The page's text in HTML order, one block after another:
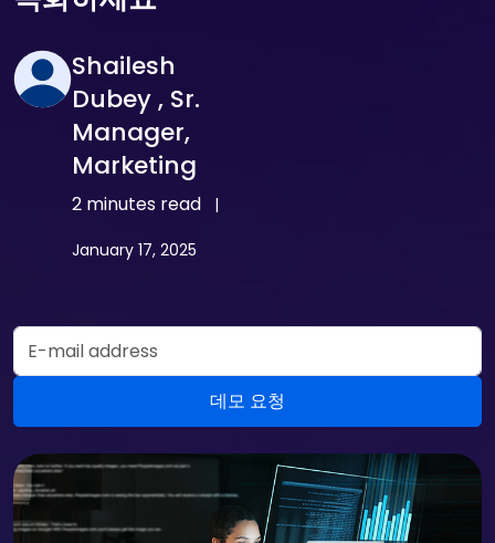
Shailesh
Dubey , Sr.
Manager,
Marketing
2 minutes read |
January 17, 2025
Email Address